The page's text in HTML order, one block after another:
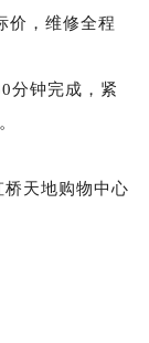
，维修全程
钟完成，紧
天地购物中心